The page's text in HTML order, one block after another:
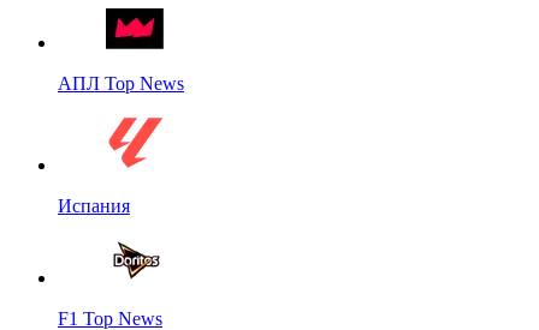
АПЛ Top News
Испания
F1 Top News